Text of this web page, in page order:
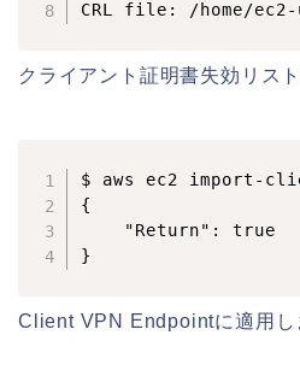
クライアント証明書失効リス
$ aws ec2 import-
{
    "Return": true
}
Client VPN Endpointに適用し